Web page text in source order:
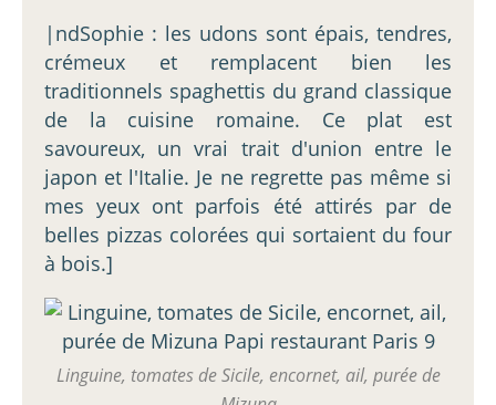
|ndSophie : les udons sont épais, tendres,
crémeux et remplacent bien les
traditionnels spaghettis du grand classique
de la cuisine romaine. Ce plat est
savoureux, un vrai trait d'union entre le
japon et l'Italie. Je ne regrette pas même si
mes yeux ont parfois été attirés par de
belles pizzas colorées qui sortaient du four
à bois.]
Linguine, tomates de Sicile, encornet, ail, purée de